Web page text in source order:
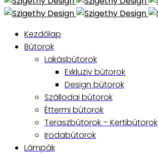
Kezdőlap
Bútorok
Lakásbútorok
Exkluziv bútorok
Design bútorok
Szállodai bútorok
Éttermi bútorok
Teraszbútorok – Kertibútorok
Irodabútorok
Lámpák